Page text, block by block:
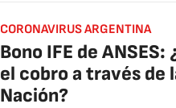
CORONAVIRUS ARGENTINA
Bono IFE de
el cobro a través de
Nación?